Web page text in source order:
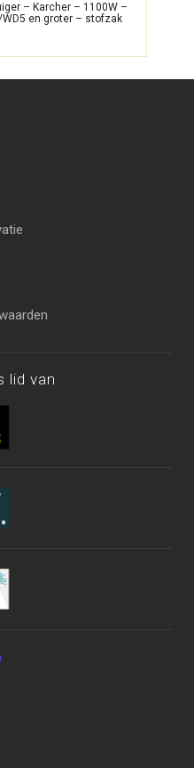
– Karcher – 1100W –
WD5 en groter – stofzak
lid van